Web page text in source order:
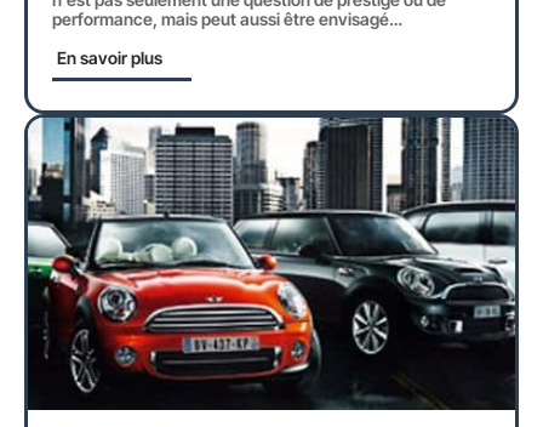
performance, mais peut aussi être envisagé…
En savoir plus